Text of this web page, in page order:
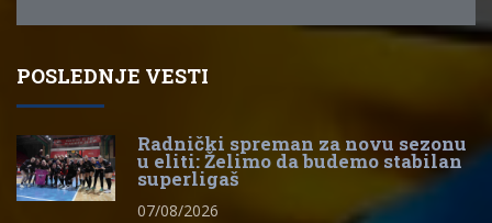
POSLEDNJE VESTI
Radnički spreman za novu sezonu
u eliti: Želimo da budemo stabilan
superligaš
07/08/2026